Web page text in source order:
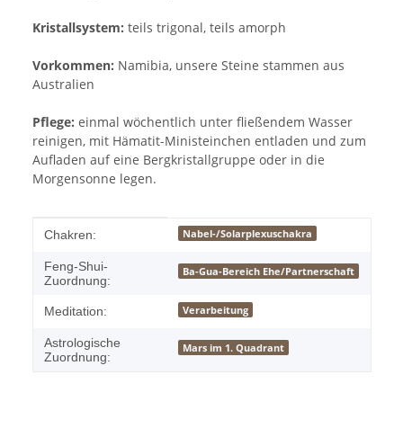
Kristallsystem: teils trigonal, teils amorph
Vorkommen: Namibia, unsere Steine stammen aus
Australien
Pflege: einmal wöchentlich unter fließendem Wasser
reinigen, mit Hämatit-Ministeinchen entladen und zum
Aufladen auf eine Bergkristallgruppe oder in die
Morgensonne legen.
Produkteigenschaft
Wert
Chakren: Nabel-/Solarplexuschakra
Feng-Shui-
Zuordnung:
Ba-Gua-Bereich Ehe/Partnerschaft
Meditation: Verarbeitung
Astrologische
Zuordnung:
Mars im 1. Quadrant